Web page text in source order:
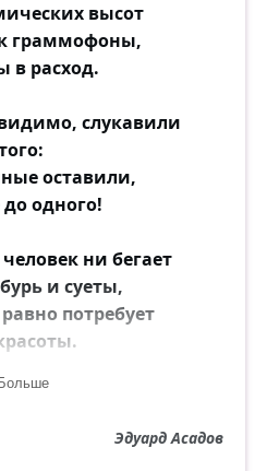
высот
граммофоны,
в расход.
слукавили
оставили,
до одного!
ни бегает
и суеты,
потребует
Больше
Эдуард Асадов